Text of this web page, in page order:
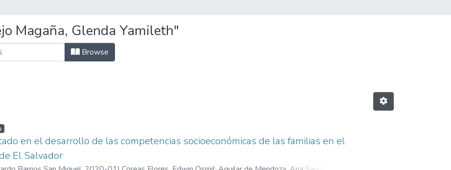
Magaña, Glenda Yamileth"
Browse
en el desarrollo de las competencias socioeconómicas de las familias en el
El Salvador